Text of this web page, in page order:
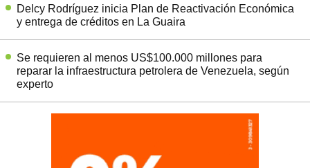
Delcy Rodríguez inicia Plan de Reactivación Económica
y entrega de créditos en La Guaira
Se requieren al menos US$100.000 millones para
reparar la infraestructura petrolera de Venezuela, según
experto